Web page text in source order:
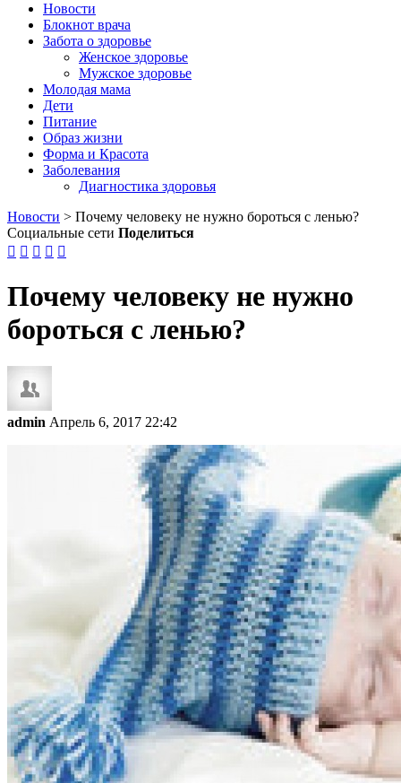
Новости
Блокнот врача
Забота о здоровье
Женское здоровье
Мужское здоровье
Молодая мама
Дети
Питание
Образ жизни
Форма и Красота
Заболевания
Диагностика здоровья
Новости > Почему человеку не нужно бороться с ленью?
Социальные сети Поделиться
    
Почему человеку не нужно
бороться с ленью?
admin Апрель 6, 2017 22:42